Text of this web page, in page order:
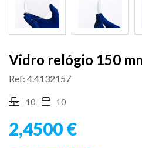
Vidro relógio 150
Ref: 4.4132157
10 10
2,4500 €